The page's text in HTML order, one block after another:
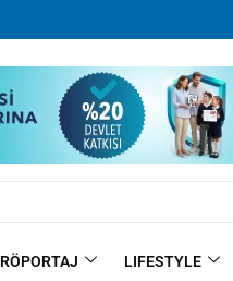
RÖPORTAJ LIFESTYLE